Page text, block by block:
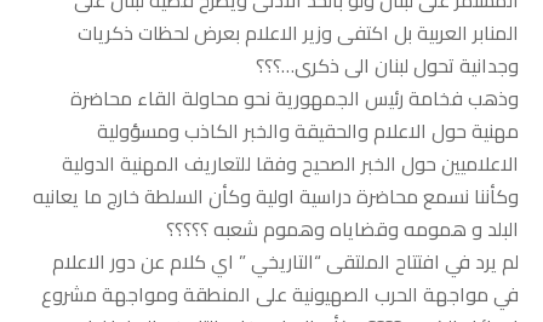
المنابر العربية بل اكتفى وزير الاعلام بعرض لحظات ذكريات
وجدانية تحول لبنان الى ذكرى…؟؟؟
وذهب فخامة رئيس الجمهورية نحو محاولة القاء محاضرة
مهنية حول الاعلام والحقيقة والخبر الكاذب ومسؤولية
الاعلاميين حول الخبر الصحيح وفقا للتعاريف المهنية الدولية
وكأننا نسمع محاضرة دراسية اولية وكأن السلطة خارج ما يعانيه
البلد و همومه وقضاياه وهموم شعبه ؟؟؟؟؟
لم يرد في افتتاح الملتقى “التاريخي ” اي كلام عن دور الاعلام
في مواجهة الحرب الصهيونية على المنطقة ومواجهة مشروع